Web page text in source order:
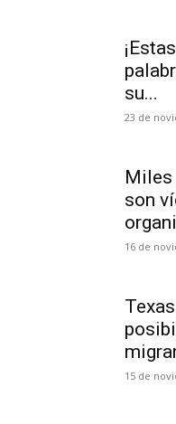
su...
23 de
Miles
son
16 de
15 de